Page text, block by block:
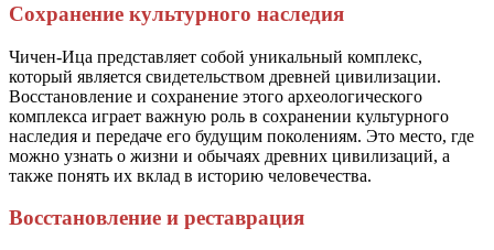
Сохранение культурного наследия
Чичен-Ица представляет собой уникальный комплекс,
который является свидетельством древней цивилизации.
Восстановление и сохранение этого археологического
комплекса играет важную роль в сохранении культурного
наследия и передаче его будущим поколениям. Это место, где
можно узнать о жизни и обычаях древних цивилизаций, а
также понять их вклад в историю человечества.
Восстановление и реставрация